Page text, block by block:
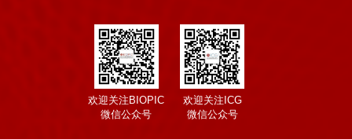
欢迎关注BIOPIC
微信公众号
欢迎关注ICG
微信公众号